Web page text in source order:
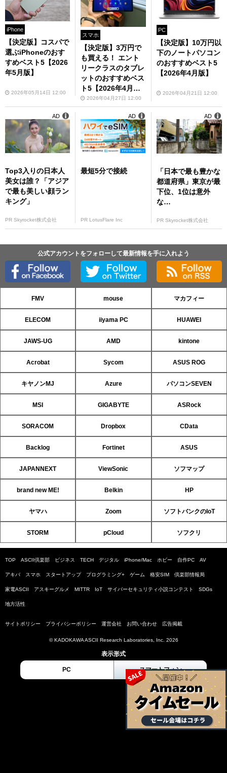
iPhone
【決定版】コスパで
選ぶiPhoneのおす
すめベスト5【2026
年5月版】
2026年05月14日 12:00
スマホ
【決定版】3万円で
も買える！ エント
リークラスのタブレ
ットのおすすめベス
ト5【2026年4月
版】2026年04月27日 12:00
PC
【決定版】10万円以
下のノートパソコン
のおすすめベスト5
【2026年4月版】
2026年04月21日 12:00
Top3入りの日本人
美女は誰？「アジア
で最も美しい顔ラン
キング」
PR Skyrocket株式会社
AD
最短5分で接続
PR LotusFlare Inc
AD
「日本で最も豊かな
都道府県」東京が最
下位、1位は意外
な…
PR Skyrocket株式会社
AD
公式アカウントをフォローして最新情報を手に入れよう
FMV mouse マカフィー
ELECOM iiyama PC HUAWEI
JAWS-UG AMD kintone
Acrobat Sycom ASUS ROG
キヤノンMJ Azure パソコンSEVEN
MSI GIGABYTE ASRock
SORACOM Dropbox CData
Backlog Fortinet ASUS
JAPANNEXT ViewSonic ソフマップ
brand new ME! Belkin HP
ヤマハ Zoom ソフトバンクのIoT
STORM pCloud ソフクリ
TOP ASCII倶楽部 ビジネス TECH デジタル iPhone/Mac ホビー 自作PC AV
アキバ スマホ スタートアップ プログラミング+ ゲーム 格安SIM 倶楽部情報局
家電ASCII アスキーグルメ MITTR IoT サイバーセキュリティ小説コンテスト SDGs
地方活性
サイトポリシー プライバシーポリシー 運営会社 お問い合わせ 広告掲載
© KADOKAWA ASCII Research Laboratories, Inc. 2026
表示形式
PC スマートフォン